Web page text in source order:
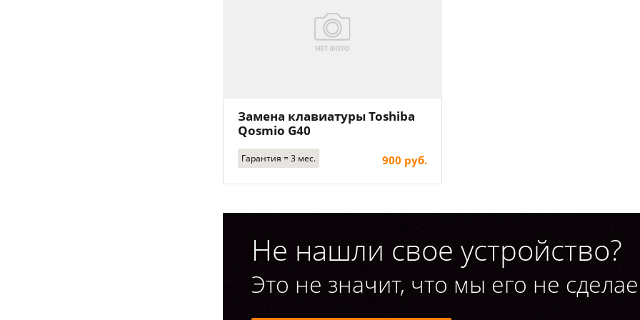
Замена клавиатуры Toshiba
Qosmio G40
Гарантия = 3 мес. 900 руб.
Не нашли свое устройство?
Это не значит, что мы его не